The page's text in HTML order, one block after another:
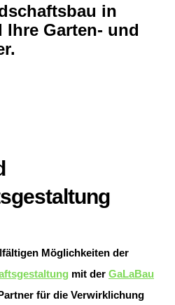
in
Ihre Garten- und
Möglichkeiten der
mit der GaLaBau
für die Verwirklichung